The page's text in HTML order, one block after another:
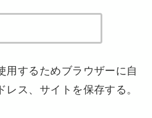
用するためブラウザーに自
ス、サイトを保存する。